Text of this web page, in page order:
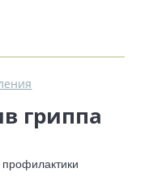
гриппа